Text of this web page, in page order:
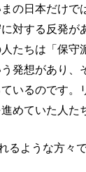
の日本だけで
対する反発が
たちは「保守
発想があり、
いるのです。
めていた人た
るような方々で